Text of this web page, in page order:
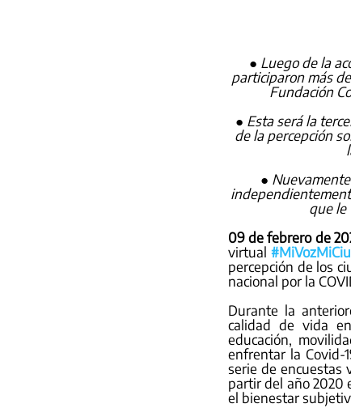
● Luego de la
participaron más
Fundación
● Esta será la
de la percepción
●
que le
09 de febrero de
virtual
percepción de los
nacional por la
Durante la
calidad de vida
educación,
enfrentar la Covid-
serie de encuestas
partir del año 2020
el bienestar